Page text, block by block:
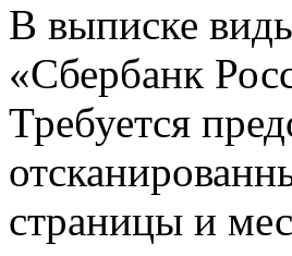
В выписке
«Сбербанк
Требуется
страницы и